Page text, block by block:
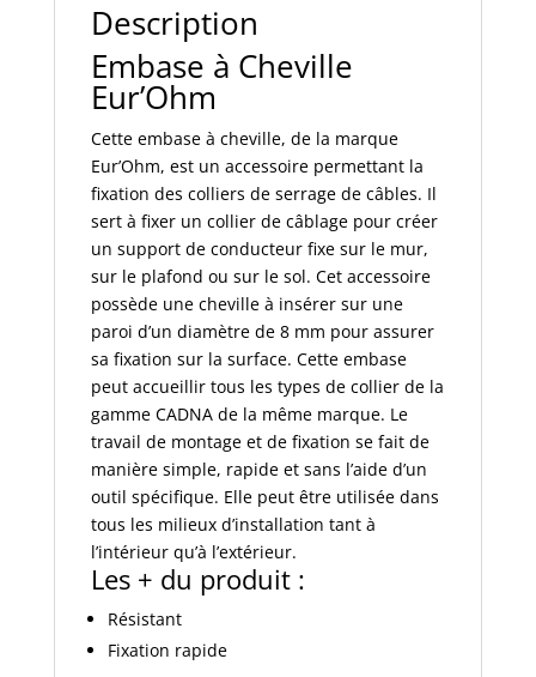
Description
Embase à Cheville
Eur’Ohm
Cette embase à cheville, de la marque
Eur’Ohm, est un accessoire permettant la
fixation des colliers de serrage de câbles. Il
sert à fixer un collier de câblage pour créer
un support de conducteur fixe sur le mur,
sur le plafond ou sur le sol. Cet accessoire
possède une cheville à insérer sur une
paroi d’un diamètre de 8 mm pour assurer
sa fixation sur la surface. Cette embase
peut accueillir tous les types de collier de la
gamme CADNA de la même marque. Le
travail de montage et de fixation se fait de
manière simple, rapide et sans l’aide d’un
outil spécifique. Elle peut être utilisée dans
tous les milieux d’installation tant à
l’intérieur qu’à l’extérieur.
Les + du produit :
Résistant
Fixation rapide